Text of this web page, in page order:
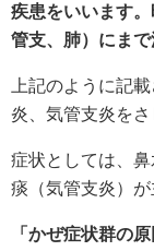
疾患をいいます
管支、肺）にまで
上記のように記
炎、気管支炎をさ
症状としては、鼻
痰（気管支炎）が
「かぜ症状群の